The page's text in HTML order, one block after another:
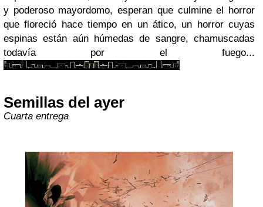
y poderoso mayordomo, esperan que culmine el horror
que floreció hace tiempo en un ático, un horror cuyas
espinas están aún húmedas de sangre, chamuscadas
todavía por el fuego...
Semillas del ayer
Cuarta entrega